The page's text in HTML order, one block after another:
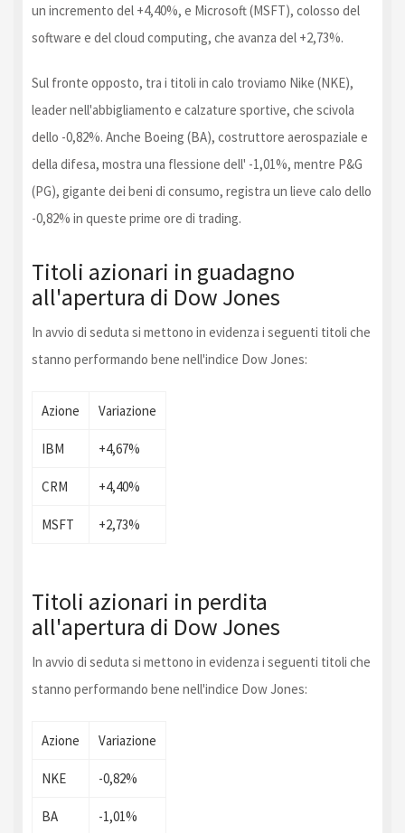
un incremento del +4,40%, e Microsoft (MSFT), colosso del
software e del cloud computing, che avanza del +2,73%.
Sul fronte opposto, tra i titoli in calo troviamo Nike (NKE),
leader nell'abbigliamento e calzature sportive, che scivola
dello -0,82%. Anche Boeing (BA), costruttore aerospaziale e
della difesa, mostra una flessione dell' -1,01%, mentre P&G
(PG), gigante dei beni di consumo, registra un lieve calo dello
-0,82% in queste prime ore di trading.
Titoli azionari in guadagno
all'apertura di Dow Jones
In avvio di seduta si mettono in evidenza i seguenti titoli che
stanno performando bene nell'indice Dow Jones:
Azione Variazione
IBM +4,67%
CRM +4,40%
MSFT +2,73%
Titoli azionari in perdita
all'apertura di Dow Jones
In avvio di seduta si mettono in evidenza i seguenti titoli che
stanno performando bene nell'indice Dow Jones:
Azione Variazione
NKE -0,82%
BA -1,01%